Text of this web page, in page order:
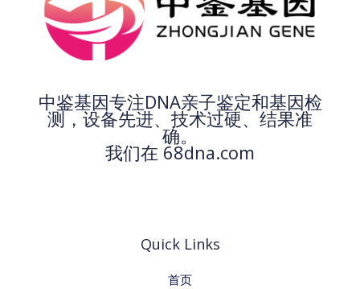
中鉴基因专注DNA亲子鉴定和基因检
测，设备先进、技术过硬、结果准
确。
我们在 68dna.com
Quick Links
首页